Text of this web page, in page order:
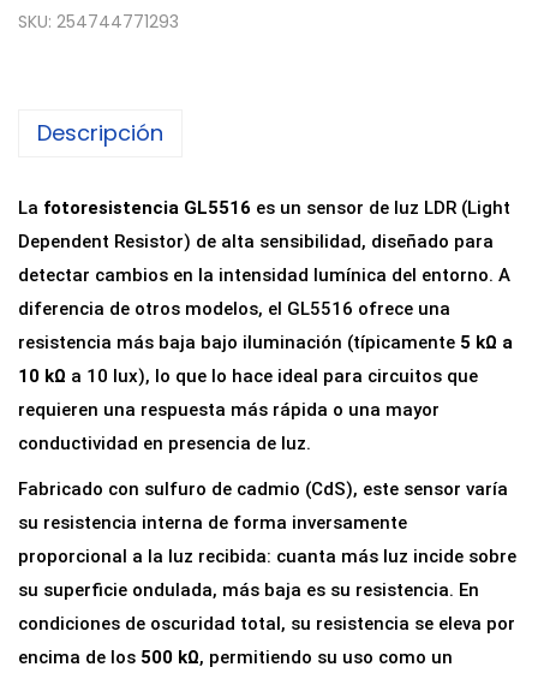
n
r
e
L
u
z
L
D
R
G
SKU: 254744771293
Descripción
La fotoresistencia GL5516 es un sensor de luz LDR (Light
Dependent Resistor) de alta sensibilidad, diseñado para
detectar cambios en la intensidad lumínica del entorno. A
diferencia de otros modelos, el GL5516 ofrece una
resistencia más baja bajo iluminación (típicamente 5 kΩ a
10 kΩ a 10 lux), lo que lo hace ideal para circuitos que
requieren una respuesta más rápida o una mayor
conductividad en presencia de luz.
Fabricado con sulfuro de cadmio (CdS), este sensor varía
su resistencia interna de forma inversamente
proporcional a la luz recibida: cuanta más luz incide sobre
su superficie ondulada, más baja es su resistencia. En
condiciones de oscuridad total, su resistencia se eleva por
encima de los 500 kΩ, permitiendo su uso como un